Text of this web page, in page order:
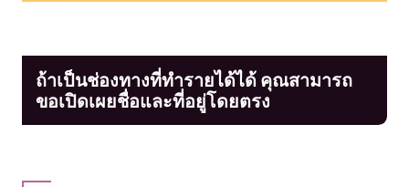
ถ้าเป็นช่องทางที่ทำรายได้ได้ คุณสามารถ
ขอเปิดเผยชื่อและที่อยู่โดยตรง